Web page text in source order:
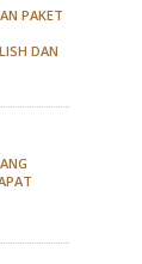
PAKET
DAN